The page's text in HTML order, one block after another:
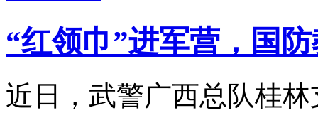
“红领巾”进军营，国
近日，武警广西总队桂